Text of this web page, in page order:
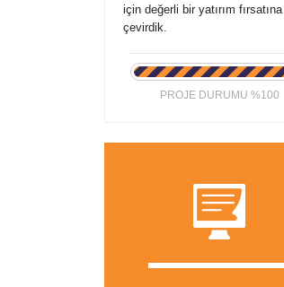
için değerli bir yatırım fırsatına
çevirdik.
PROJE DURUMU %100